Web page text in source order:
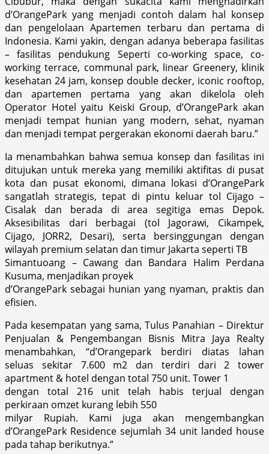
d’OrangePark yang menjadi contoh dalam hal konsep
dan pengelolaan Apartemen terbaru dan pertama di
Indonesia. Kami yakin, dengan adanya beberapa fasilitas
– fasilitas pendukung Seperti co-working space, co-
working terrace, communal park, linear Greenery, klinik
kesehatan 24 jam, konsep double decker, iconic rooftop,
dan apartemen pertama yang akan dikelola oleh
Operator Hotel yaitu Keiski Group, d’OrangePark akan
menjadi tempat hunian yang modern, sehat, nyaman
dan menjadi tempat pergerakan ekonomi daerah baru.”
Ia menambahkan bahwa semua konsep dan fasilitas ini
ditujukan untuk mereka yang memiliki aktifitas di pusat
kota dan pusat ekonomi, dimana lokasi d’OrangePark
sangatlah strategis, tepat di pintu keluar tol Cijago –
Cisalak dan berada di area segitiga emas Depok.
Aksesibilitas dari berbagai (tol Jagorawi, Cikampek,
Cijago, JORR2, Desari), serta bersinggungan dengan
wilayah premium selatan dan timur Jakarta seperti TB
Simantuoang – Cawang dan Bandara Halim Perdana
Kusuma, menjadikan proyek
d’OrangePark sebagai hunian yang nyaman, praktis dan
efisien.
Pada kesempatan yang sama, Tulus Panahian – Direktur
Penjualan & Pengembangan Bisnis Mitra Jaya Realty
menambahkan, “d’Orangepark berdiri diatas lahan
seluas sekitar 7.600 m2 dan terdiri dari 2 tower
apartment & hotel dengan total 750 unit. Tower 1
dengan total 216 unit telah habis terjual dengan
perkiraan omzet kurang lebih 550
milyar Rupiah. Kami juga akan mengembangkan
d’OrangePark Residence sejumlah 34 unit landed house
pada tahap berikutnya.”